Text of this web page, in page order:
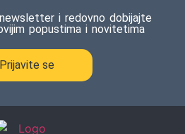
i redovno dobijajte
popustima i novitetima
Prijavite se